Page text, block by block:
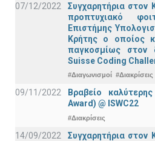
07/12/2022
Συγχαρητήρια στον
προπτυχιακό
Επιστήμης
Κρήτης ο οποίος
παγκοσμίως στον
Suisse Coding
#Διαγωνισμοί #Διακρίσεις
09/11/2022
Βραβείο
Award) @ ISWC22
#Διακρίσεις
14/09/2022
Συγχαρητήρια στον